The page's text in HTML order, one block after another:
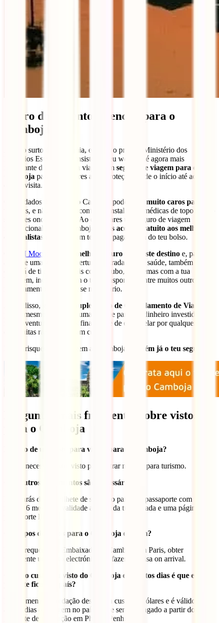
Outro documento essencial para o
Camboja
Após o surto da pandemia, e como o próprio Ministério dos
Negócios Estrangeiros insiste no seu website, é agora mais
importante do que nunca viajar com seguro de viagem para o
Camboja para assegurares a tua proteção desde o início até ao fim
da tua visita.
Os cuidados de saúde no Camboja podem ser muito caros para os
s, e não é fácil encontrares instalações médicas de topo se não
souberes onde procurar. Ao comprares um seguro de viagem
internacional para o Camboja,
terás acesso gratuito aos melhores
especialistas do país
, sem teres de pagar nada do teu bolso.
IATI Mochileiro é o melhor seguro para este destino e, para
além de uma grande cobertura centrada na tua saúde, também
cuidará de ti em casos tais como roubo, problemas com a tua
bagagem, incidentes com o teu transporte e, entre muitos outros,
repatriamento para casa, se necessário.
Além disso, graças ao
Suplemento de Cancelamento de Viagem
podes mesmo recuperar uma grande parte do dinheiro investido
nesta aventura se tiveres finalmente de o cancelar por qualquer uma
das muitas razões tidas em conta.
Não arrisques a tua viagem ao Camboja e
obtém já o teu seguro:
Perguntas mais frequentes sobre vistos
para o Camboja
Preciso de um visto para viajar para o Camboja?
Sim, é necessário um visto para entrar no país para turismo.
Que outros documentos são necessários?
Precisarás de um bilhete de saída do país, um passaporte com pelo
menos 6 meses de validade a partir da tua entrada e uma página do
passaporte limpa.
Que tipos de vistos para o Camboja existem?
Podes requerer na Embaixada do Camboja em Paris, obter
facilmente um visto electrónico ou fazer um visa on arrival.
Quanto custa um visto do Camboja e quantos dias é que ele
permite ficar no país?
No momento da redação deste guia custa 36 dólares e é válido para
até 30 dias de viagem no país. Pode ser prolongado a partir do
gabinete de imigração em Phnom Penh.